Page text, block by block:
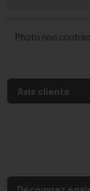
Photo non
Avis clients